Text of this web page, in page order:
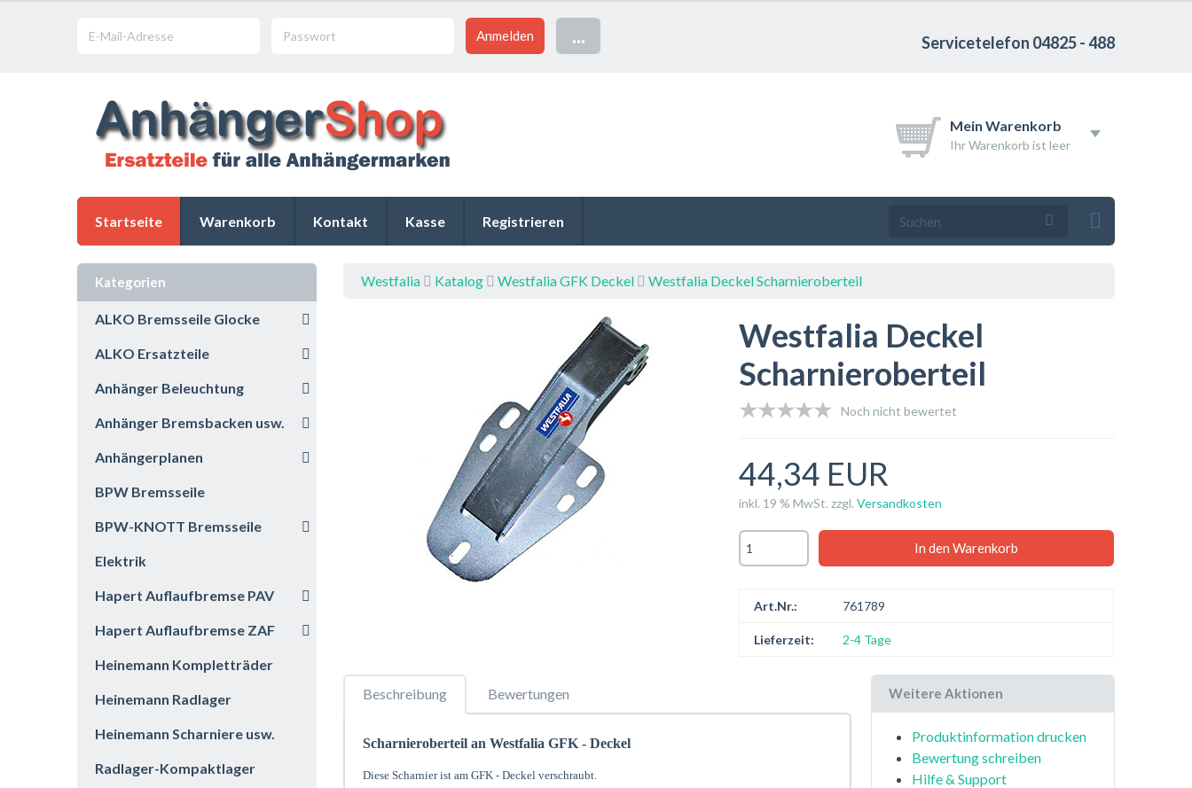
... Servicetelefon 04825 - 488
Mein Warenkorb
Ihr Warenkorb ist leer
Startseite Warenkorb Kontakt Kasse Registrieren
Westfalia Katalog Westfalia GFK Deckel Westfalia Deckel Scharnieroberteil
Westfalia Deckel
Scharnieroberteil
Noch nicht bewertet
44,34 EUR
inkl. 19 % MwSt. zzgl.Versandkosten
Art.Nr.: 761789
Lieferzeit: 2-4 Tage
Beschreibung Bewertungen
Scharnieroberteil an Westfalia GFK - Deckel
Diese Scharnier ist am GFK - Deckel verschraubt.
Weitere Aktionen
Produktinformation drucken
Bewertung schreiben
Hilfe & Support
Kategorien
ALKO Bremsseile Glocke
ALKO Ersatzteile
Anhänger Beleuchtung
Anhänger Bremsbacken usw.
Anhängerplanen
BPW Bremsseile
BPW-KNOTT Bremsseile
Elektrik
Hapert Auflaufbremse PAV
Hapert Auflaufbremse ZAF
Heinemann Kompletträder
Heinemann Radlager
Heinemann Scharniere usw.
Radlager-Kompaktlager